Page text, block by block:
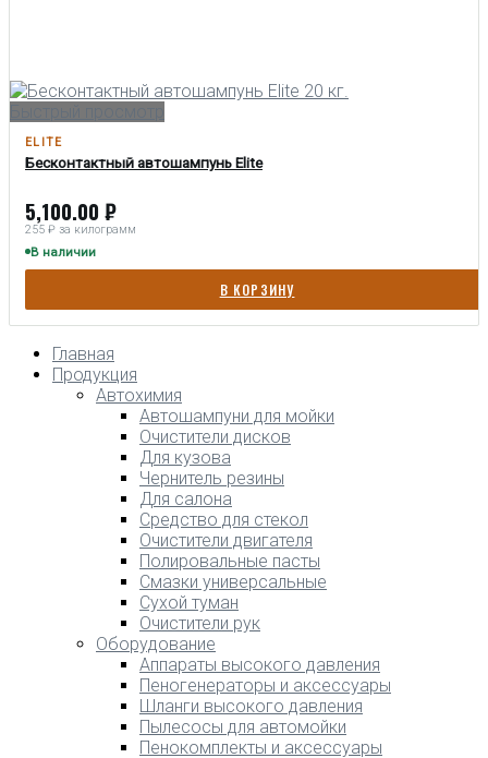
ELITE
Бесконтактный автошампунь Elite
5,100.00 ₽
255 ₽ за килограмм
В наличии
В КОРЗИНУ
Главная
Продукция
Автохимия
Автошампуни для мойки
Очистители дисков
Для кузова
Чернитель резины
Для салона
Средство для стекол
Очистители двигателя
Полировальные пасты
Смазки универсальные
Сухой туман
Очистители рук
Оборудование
Аппараты высокого давления
Пеногенераторы и аксессуары
Шланги высокого давления
Пылесосы для автомойки
Пенокомплекты и аксессуары